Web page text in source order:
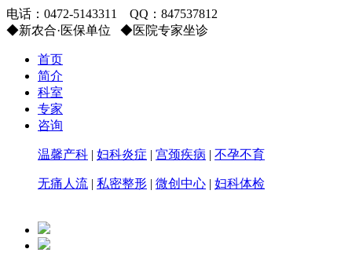
电话： 0472-5143311 QQ： 847537812
◆新农合·医保单位 ◆医院专家坐诊
首页
简介
科室
专家
咨询
温馨产科 | 妇科炎症 | 宫颈疾病 | 不孕不育
无痛人流 | 私密整形 | 微创中心 | 妇科体检